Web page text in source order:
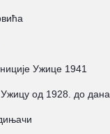
Ужице 1941
од 1928. до